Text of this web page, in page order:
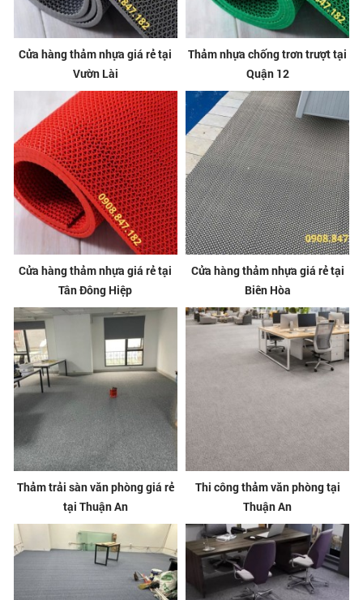
Cửa hàng thảm nhựa giá rẻ tại
Vườn Lài
Thảm nhựa chống trơn trượt tại
Quận 12
Cửa hàng thảm nhựa giá rẻ tại
Tân Đông Hiệp
Cửa hàng thảm nhựa giá rẻ tại
Biên Hòa
Thảm trải sàn văn phòng giá rẻ
tại Thuận An
Thi công thảm văn phòng tại
Thuận An